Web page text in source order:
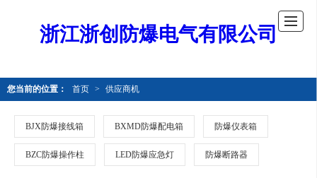
浙江浙创防爆电气有限公司
您当前的位置： 首页 > 供应商机
BJX防爆接线箱 BXMD防爆配电箱 防爆仪表箱
BZC防爆操作柱 LED防爆应急灯 防爆断路器